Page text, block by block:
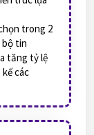
trong 2
bộ tin
tăng tỷ lệ
các